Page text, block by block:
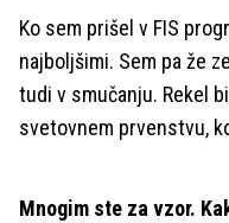
Ko sem prišel v FIS
najboljšimi. Sem pa že
tudi v smučanju. Rekel
svetovnem prvenstvu,
Mnogim ste za vzor.